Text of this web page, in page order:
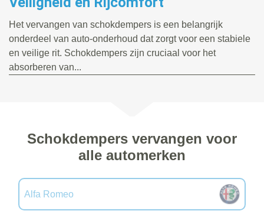
Het vervangen van schokdempers is een belangrijk
onderdeel van auto-onderhoud dat zorgt voor een stabiele
en veilige rit. Schokdempers zijn cruciaal voor het
absorberen van...
Schokdempers vervangen voor
alle automerken
Alfa Romeo